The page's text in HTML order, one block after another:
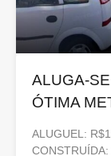
ALUGA-
ÓTIMA
ALUGUEL:
CONSTRUÍDA: